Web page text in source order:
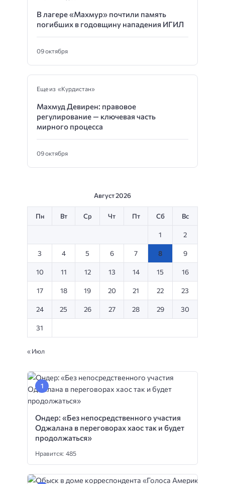
В лагере «Махмур» почтили память
погибших в годовщину нападения ИГИЛ
09 октября
Еще из «Курдистан»
Махмуд Девирен: правовое
регулирование — ключевая часть
мирного процесса
09 октября
Август 2026
Пн Вт Ср Чт Пт Сб Вс
1 2
3 4 5 6 7 8 9
10 11 12 13 14 15 16
17 18 19 20 21 22 23
24 25 26 27 28 29 30
31
« Июл
Ондер: «Без непосредственного участия
Оджалана в переговорах хаос так и будет
продолжаться»
Нравится: 485